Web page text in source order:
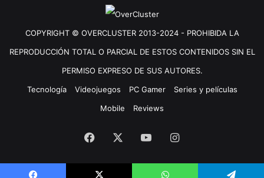
COPYRIGHT © OVERCLUSTER 2013-2024 - PROHIBIDA LA
REPRODUCCIÓN TOTAL O PARCIAL DE ESTOS CONTENIDOS SIN EL
PERMISO EXPRESO DE SUS AUTORES.
Tecnología
Videojuegos PC Gamer
Series y películas
Mobile
Reviews
Facebook YouTubeInstagram